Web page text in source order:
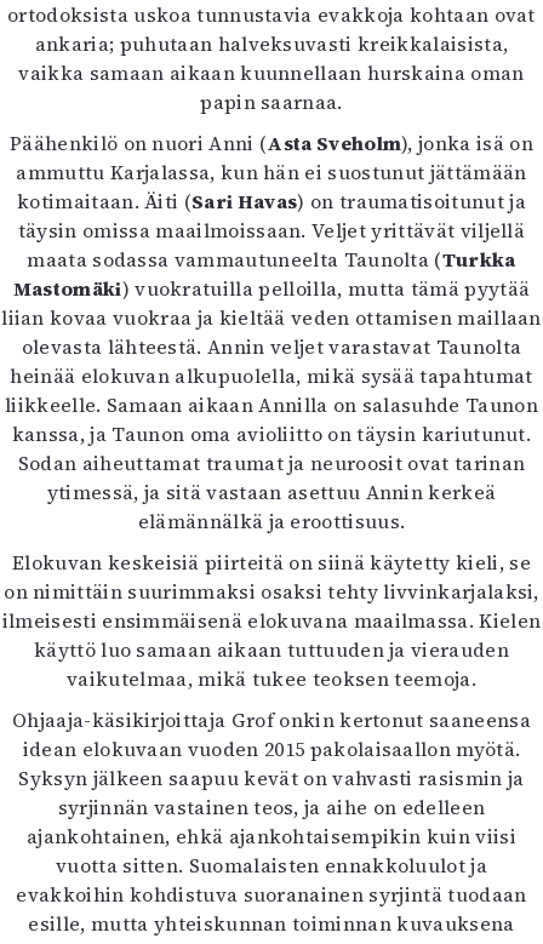
Lehdet
4/2026
2–3/2026
1/2026
6/2025
5/2025 saame
5/2025
Lehtiarkisto
Info
Tilaus ja irtonumerot
Yhteistyössä
Toimitus
Mediatiedot
Kaltio ry
ortodoksista uskoa tunnustavia evakkoja kohtaan ovat
ankaria; puhutaan halveksuvasti kreikkalaisista,
vaikka samaan aikaan kuunnellaan hurskaina oman
papin saarnaa.
Päähenkilö on nuori Anni (Asta Sveholm), jonka isä on
ammuttu Karjalassa, kun hän ei suostunut jättämään
kotimaitaan. Äiti (Sari Havas) on traumatisoitunut ja
täysin omissa maailmoissaan. Veljet yrittävät viljellä
maata sodassa vammautuneelta Taunolta (Turkka
Mastomäki) vuokratuilla pelloilla, mutta tämä pyytää
liian kovaa vuokraa ja kieltää veden ottamisen maillaan
olevasta lähteestä. Annin veljet varastavat Taunolta
heinää elokuvan alkupuolella, mikä sysää tapahtumat
liikkeelle. Samaan aikaan Annilla on salasuhde Taunon
kanssa, ja Taunon oma avioliitto on täysin kariutunut.
Sodan aiheuttamat traumat ja neuroosit ovat tarinan
ytimessä, ja sitä vastaan asettuu Annin kerkeä
elämännälkä ja eroottisuus.
Elokuvan keskeisiä piirteitä on siinä käytetty kieli, se
on nimittäin suurimmaksi osaksi tehty livvinkarjalaksi,
ilmeisesti ensimmäisenä elokuvana maailmassa. Kielen
käyttö luo samaan aikaan tuttuuden ja vierauden
vaikutelmaa, mikä tukee teoksen teemoja.
Ohjaaja-käsikirjoittaja Grof onkin kertonut saaneensa
idean elokuvaan vuoden 2015 pakolaisaallon myötä.
Syksyn jälkeen saapuu kevät on vahvasti rasismin ja
syrjinnän vastainen teos, ja aihe on edelleen
ajankohtainen, ehkä ajankohtaisempikin kuin viisi
vuotta sitten. Suomalaisten ennakkoluulot ja
evakkoihin kohdistuva suoranainen syrjintä tuodaan
esille, mutta yhteiskunnan toiminnan kuvauksena